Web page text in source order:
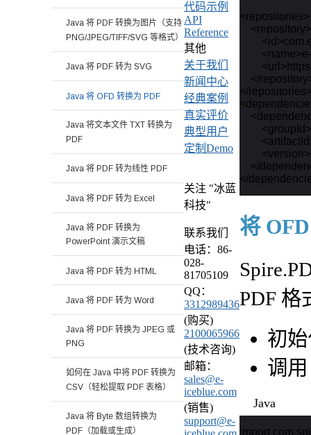
<repositories>
    <repository>
</
</
</
将
PDF 格
初
调
Java
import
Java 将 PDF 转换为图片（支持
PNG/JPEG/TIFF/SVG 等格式）
Java 将 PDF 转为 SVG
Java 将 OFD 转换为 PDF
Java 将文本文件 TXT 转换为
PDF
Java 将 PDF 转为线性 PDF
Java 将 PDF 转为 Excel
Java 将 PDF 转换为
PowerPoint 演示文稿
Java 将 PDF 转为 HTML
Java 将 PDF 转为 Word
Java 将 PDF 转换为 JPEG 或
PNG
如何在 Java 中将 PDF 转换为
CSV（轻松提取 PDF 表格）
Java 将 Byte 数组转换为
PDF（加载或生成）
代码示例
API
Reference
其他
关于我们
新闻中心
经典案例
真实评价
典型用户
定制Demo
关注 "冰蓝
科技"
联系我们
电话：86-
028-
81705109
QQ：
3312989436
(购买)
2100065966
(技术咨询)
邮箱：
sales@e-
iceblue.com
(销售)
support@e-